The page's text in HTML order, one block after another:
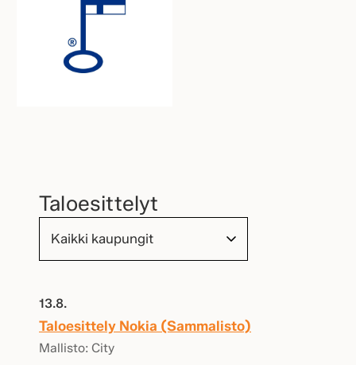
Taloesittelyt
13.8.
Taloesittely Nokia (Sammalisto)
Mallisto: City